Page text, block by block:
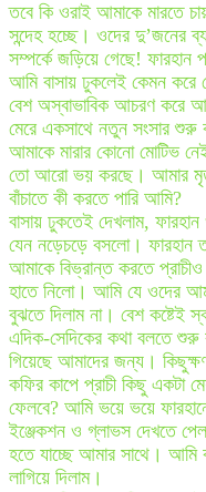
তবে কি ওরাই আমাকে মারতে
সন্দেহ হচ্ছে। ওদের দু’জনের
সম্পর্কে জড়িয়ে গেছে!
আমি বাসায় ঢুকলেই কেমন করে
বেশ অস্বাভাবিক আচরণ করে
মেরে একসাথে নতুন সংসার
আমাকে মারার কোনো মোটিভ
তো আরো ভয় করছে। আমার
বাঁচাতে কী করতে পারি আমি?
বাসায় ঢুকতেই দেখলাম,
যেন নড়েচড়ে বসলো। ফারহান
আমাকে বিভ্রান্ত করতে
হাতে নিলো। আমি যে ওদের
বুঝতে দিলাম না। বেশ কষ্টেই
এদিক-সেদিকের কথা বলতে শুরু
গিয়েছে আমাদের জন্য।
কফির কাপে প্রাচী কিছু একটা
ফেলবে? আমি ভয়ে ভয়ে
ইঞ্জেকশন ও গ্লাভস দেখতে
হতে যাচ্ছে আমার সাথে। আমি
লাগিয়ে দিলাম।